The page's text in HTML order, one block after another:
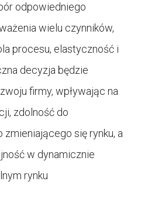
odpowiedniego
wielu czynników,
procesu, elastyczność i
decyzja będzie
firmy, wpływając na
zdolność do
się rynku, a
w dynamicznie
rynku